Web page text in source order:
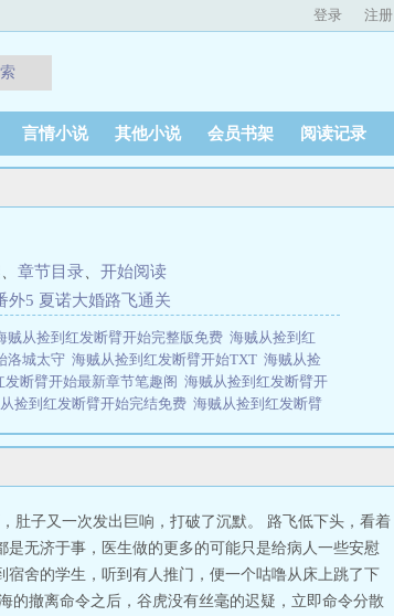
登录 注册
言情小说 其他小说 会员书架 阅读记录
章节目录
开始阅读
外5 夏诺大婚路飞通关
贼从捡到红发断臂开始完整版免费 海贼从捡到红
洛城太守 海贼从捡到红发断臂开始TXT 海贼从捡
发断臂开始最新章节笔趣阁 海贼从捡到红发断臂开
捡到红发断臂开始完结免费 海贼从捡到红发断臂
臂开始免费阅读软件海贼从捡到红发断臂开始免费
从捡到红发断臂开始笔趣阁免费阅读无弹窗海贼从
臂开始手打无错字版海贼从捡到红发断臂开始笔
海贼从捡到红发断臂开始无弹窗最新章节
海贼从
全文免费阅读 海贼从捡到红发断臂开始123读书
从捡到红发断臂开始阅读海贼从捡到红发断臂开始
阁海贼从捡到红发断臂开始精校版免费海贼从捡
肚子又一次发出巨响，打破了沉默。 路飞低下头，看着
无济于事，医生做的更多的可能只是给病人一些安慰
舍的学生，听到有人推门，便一个咕噜从床上跳了下
的撤离命令之后，谷虎没有丝毫的迟疑，立即命令分散